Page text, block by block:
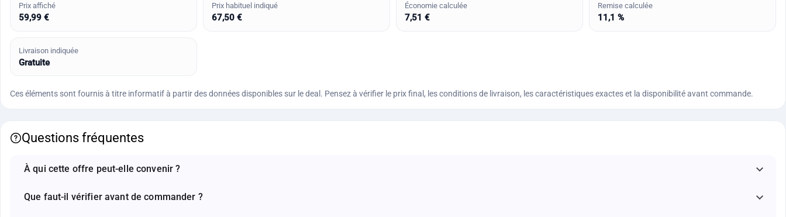
Prix affiché
59,99 €
Prix habituel indiqué
67,50 €
Économie calculée
7,51 €
Remise calculée
11,1 %
Livraison indiquée
Gratuite
Ces éléments sont fournis à titre informatif à partir des données disponibles sur le deal. Pensez à vérifier le prix final, les conditions de livraison, les caractéristiques exactes et la disponibilité avant commande.
Questions fréquentes
À qui cette offre peut-elle convenir ?
Que faut-il vérifier avant de commander ?